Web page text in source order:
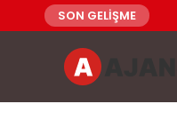
SON GELİŞME